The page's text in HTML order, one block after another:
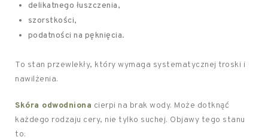
delikatnego łuszczenia,
szorstkości,
podatności na pęknięcia.
To stan przewlekły, który wymaga systematycznej troski i
nawilżenia.
Skóra odwodniona cierpi na brak wody. Może dotknąć
każdego rodzaju cery, nie tylko suchej. Objawy tego stanu
to: